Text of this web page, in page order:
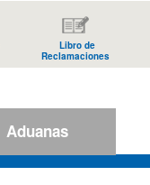
Libro de
Reclamaciones
Aduanas